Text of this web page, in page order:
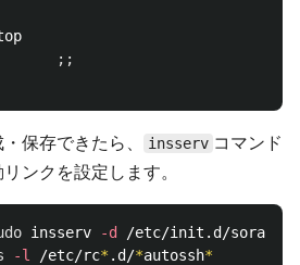
;;
保存できたら、 insserv コマンド
ンクを設定します。
insserv -d
/etc/init.d/
-l /etc/rc* .d/*autossh*